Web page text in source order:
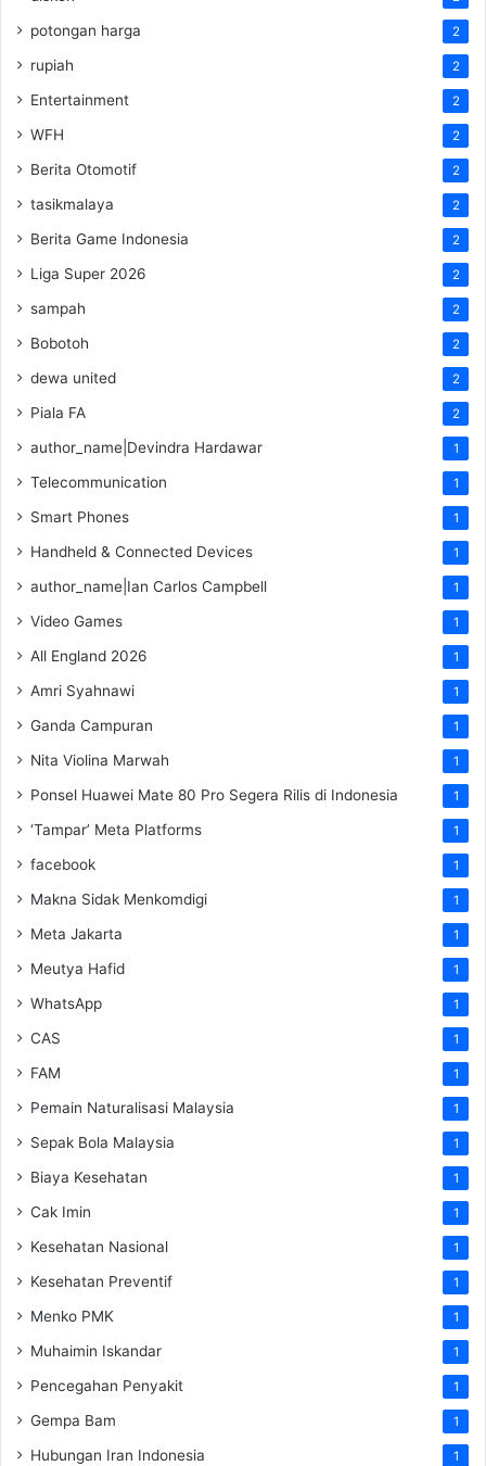
potongan harga 2
rupiah 2
Entertainment 2
WFH 2
Berita Otomotif 2
tasikmalaya 2
Berita Game Indonesia 2
Liga Super 2026 2
sampah 2
Bobotoh 2
dewa united 2
Piala FA 2
author_name|Devindra Hardawar 1
Telecommunication 1
Smart Phones 1
Handheld & Connected Devices 1
author_name|Ian Carlos Campbell 1
Video Games 1
All England 2026 1
Amri Syahnawi 1
Ganda Campuran 1
Nita Violina Marwah 1
Ponsel Huawei Mate 80 Pro Segera Rilis di Indonesia 1
‘Tampar’ Meta Platforms 1
facebook 1
Makna Sidak Menkomdigi 1
Meta Jakarta 1
Meutya Hafid 1
WhatsApp 1
CAS 1
FAM 1
Pemain Naturalisasi Malaysia 1
Sepak Bola Malaysia 1
Biaya Kesehatan 1
Cak Imin 1
Kesehatan Nasional 1
Kesehatan Preventif 1
Menko PMK 1
Muhaimin Iskandar 1
Pencegahan Penyakit 1
Gempa Bam 1
Hubungan Iran Indonesia 1